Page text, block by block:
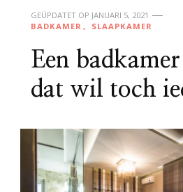
GEÜPDATET OP JANUARI 5, 2021
BADKAMER
SLAAPKAMER
Een
dat wil toch